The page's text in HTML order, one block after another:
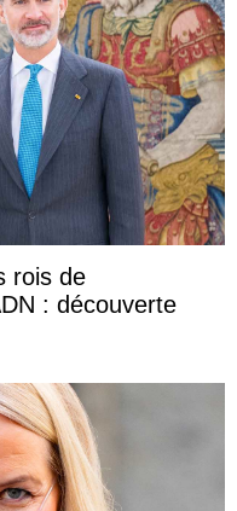
rois de
: découverte